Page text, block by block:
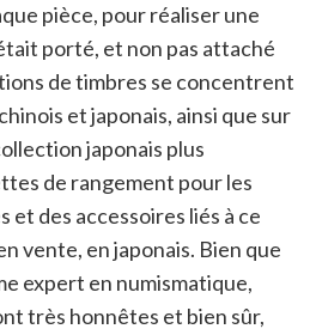
pièce, pour réaliser une
porté, et non pas attaché
de timbres se concentrent
et japonais, ainsi que sur
japonais plus
de rangement pour les
et des accessoires liés à ce
vente, en japonais. Bien que
expert en numismatique,
très honnêtes et bien sûr,